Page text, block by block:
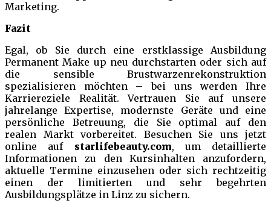
Marketing.
Fazit
Egal, ob Sie durch eine erstklassige Ausbildung
Permanent Make up neu durchstarten oder sich auf
die sensible Brustwarzenrekonstruktion
spezialisieren möchten – bei uns werden Ihre
Karriereziele Realität. Vertrauen Sie auf unsere
jahrelange Expertise, modernste Geräte und eine
persönliche Betreuung, die Sie optimal auf den
realen Markt vorbereitet. Besuchen Sie uns jetzt
online auf starlifebeauty.com, um detaillierte
Informationen zu den Kursinhalten anzufordern,
aktuelle Termine einzusehen oder sich rechtzeitig
einen der limitierten und sehr begehrten
Ausbildungsplätze in Linz zu sichern.